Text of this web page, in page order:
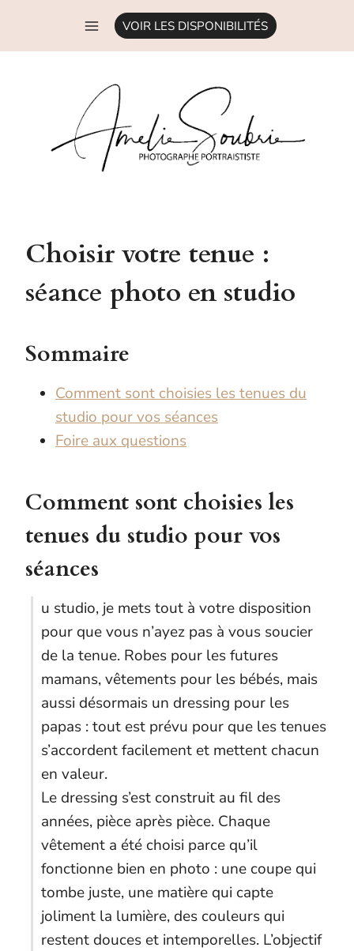
contenu
VOIR LES DISPONIBILITÉS
Choisir votre tenue :
séance photo en studio
Sommaire
Comment sont choisies les tenues du
studio pour vos séances
Foire aux questions
Comment sont choisies les
tenues du studio pour vos
séances
u studio, je mets tout à votre disposition
pour que vous n’ayez pas à vous soucier
de la tenue. Robes pour les futures
mamans, vêtements pour les bébés, mais
aussi désormais un dressing pour les
papas : tout est prévu pour que les tenues
s’accordent facilement et mettent chacun
en valeur.
Le dressing s’est construit au fil des
années, pièce après pièce. Chaque
vêtement a été choisi parce qu’il
fonctionne bien en photo : une coupe qui
tombe juste, une matière qui capte
joliment la lumière, des couleurs qui
restent douces et intemporelles. L’objectif